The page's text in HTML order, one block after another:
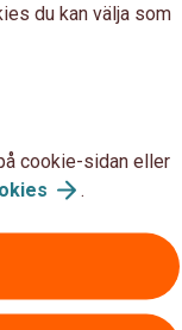
du kan välja som
cookie-sidan eller
.